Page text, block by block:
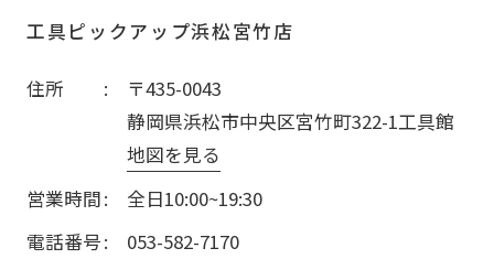
工具ピックアップ浜松宮竹店
住所
〒435-0043
静岡県浜松市中央区宮竹町322-1工具館
地図を見る
営業時間
全日10:00~19:30
電話番号
053-582-7170